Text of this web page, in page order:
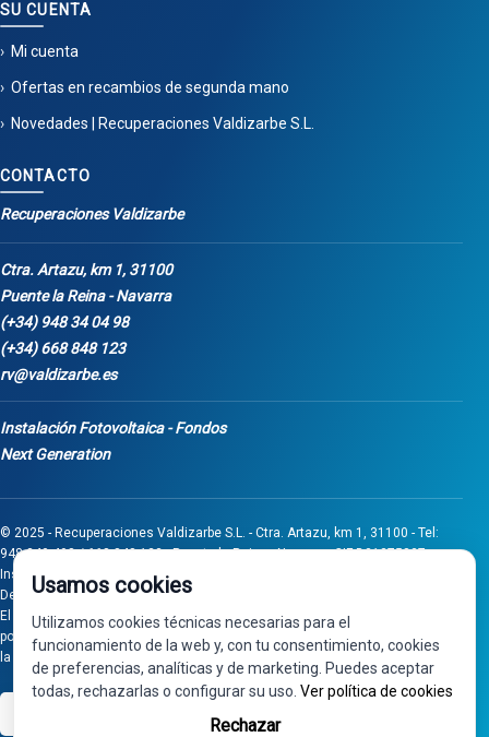
SU CUENTA
Mi cuenta
Ofertas en recambios de segunda mano
Novedades | Recuperaciones Valdizarbe S.L.
CONTACTO
Recuperaciones Valdizarbe
Ctra. Artazu, km 1, 31100
Puente la Reina - Navarra
(+34) 948 34 04 98
(+34) 668 848 123
rv@valdizarbe.es
Instalación Fotovoltaica - Fondos
Next Generation
© 2025 - Recuperaciones Valdizarbe S.L. - Ctra. Artazu, km 1, 31100 - Tel:
948 340 498 / 668 848 123 - Puente la Reina - Navarra - CIF B31275837.
Inscrita en el Registro Mercantil de Navarra, Tomo 32, Folio 75, Hoja 525.
Desarrollado porSeintosoft
El proyecto de inversión "0011-0558-2024-000008" ha sido subvencionado
por Gobierno de Navarra al amparo de la convocatoria de 2024 de Ayudas a
la inversión en pymes industriales
Usamos cookies
Utilizamos cookies técnicas necesarias para el
funcionamiento de la web y, con tu consentimiento, cookies
de preferencias, analíticas y de marketing. Puedes aceptar
todas, rechazarlas o configurar su uso. Ver política de cookies
Rechazar